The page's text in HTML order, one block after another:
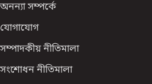
অনন্যা সম্পর্কে
যোগাযোগ
সম্পাদকীয় নীতিমালা
সংশোধন নীতিমালা